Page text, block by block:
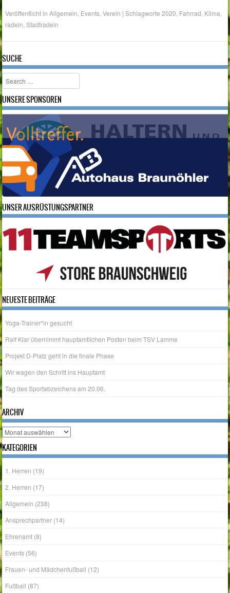
Veröffentlicht inAllgemein Events ,Verein |Schlagworte2020 Fahrrad Klima
radeln ,Stadtradeln
SUCHE
Search
UNSERE SPONSOREN
UNSER AUSRÜSTUNGSPARTNER
NEUESTE BEITRÄGE
Yoga-Trainer*in gesucht
Ralf Klar übernimmt hauptamtlichen Posten beim TSV Lamme
Projekt D-Platz geht in die finale Phase
Wir wagen den Schritt ins Hauptamt
Tag des Sportabzeichens am 20.06.
ARCHIV
Archiv
KATEGORIEN
1. Herren (19)
2. Herren (17)
Allgemein (238)
Ansprechpartner (14)
Ehrenamt (8)
Events (56)
Frauen- und Mädchenfußball (12)
Fußball (87)